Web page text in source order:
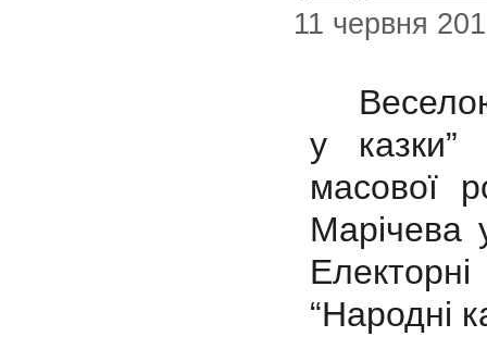
11 червня
Веселою
у казки”
масової
Марічева
“Народні